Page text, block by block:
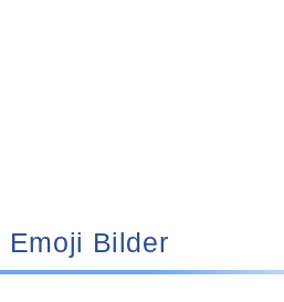
🐁 Emoji Bilder